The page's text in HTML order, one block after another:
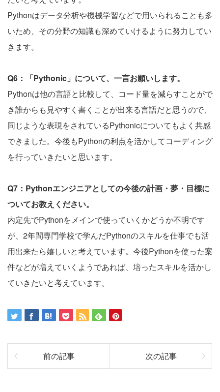
Pythonはデータ分析や機械学習などで用いられることも多
いため、その分野の知識も深めていけるように努力してい
きます。
Q6：「Pythonic」について、一言お願いします。
Pythonは他の言語と比較して、コード量を減らすことがで
き誰からも見やすく書くことが出来る言語だと思うので、
同じような表現をされているPythonicについてもよく共感
できました。今後もPythonの利点を活かしてコーディング
を行っていきたいと思います。
Q7：Pythonエンジニアとしての今後の計画・夢・目標に
ついてお教えください。
内定先でPythonをメインで使っていくかどうか不明です
が、2年間専門学校で学んだPythonのスキルを仕事でも活
用出来たら嬉しいと考えています。今後Pythonを使った案
件などが増えていくようであれば、培ったスキルを活かし
ていきたいと考えています。
前の記事 次の記事